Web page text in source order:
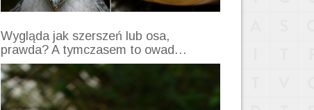
Wygląda jak szerszeń lub osa,
prawda? A tymczasem to owad…